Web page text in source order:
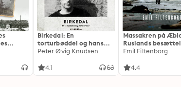
fra
Birkedal: En
torturbøddel og hans
kvinder
Peter Øvig Knudsen
4.1
Massakren på
Ruslands
Butja
Emil Filtenborg
4.4